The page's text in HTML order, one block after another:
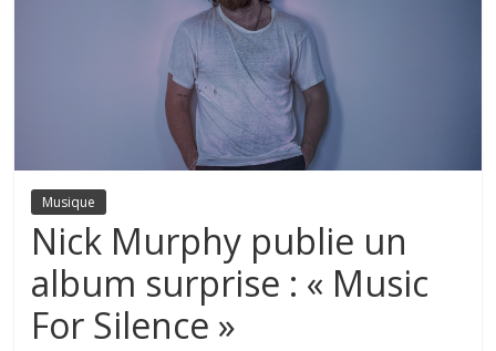
Musique
Nick Murphy publie un
album surprise : « Music
For Silence »